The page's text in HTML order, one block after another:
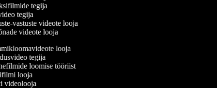
tegija
tegija
vastuste videote looja
videote looja
looja
tegija
loomise tööriist
looja
videolooja